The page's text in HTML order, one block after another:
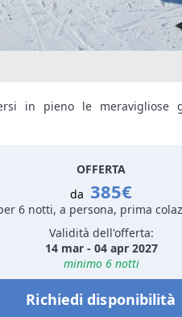
in pieno le meravigliose
OFFERTA
da 385€
6 notti, a persona, prima
Validità dell'offerta:
14 mar - 04 apr 2027
minimo 6 notti
Richiedi disponibilità